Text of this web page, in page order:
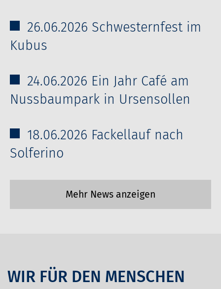
26.06.2026 Schwesternfest im
Kubus
24.06.2026 Ein Jahr Café am
Nussbaumpark in Ursensollen
18.06.2026 Fackellauf nach
Solferino
Mehr News anzeigen
WIR FÜR DEN MENSCHEN